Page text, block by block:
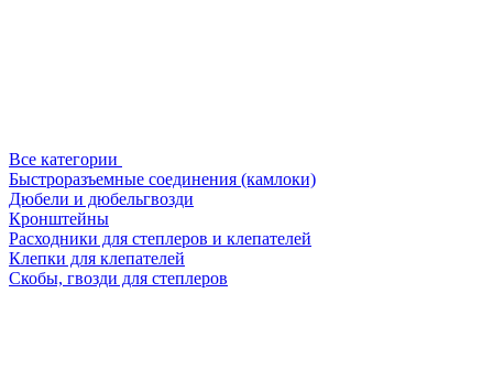
Все категории
Быстроразъемные соединения (камлоки)
Дюбели и дюбельгвозди
Кронштейны
Расходники для степлеров и клепателей
Клепки для клепателей
Скобы, гвозди для степлеров